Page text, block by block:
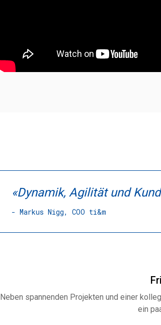
«Dynamik, Agilität und
- Markus Nigg, COO ti&m
Neben spannenden Projekten und einer
ein